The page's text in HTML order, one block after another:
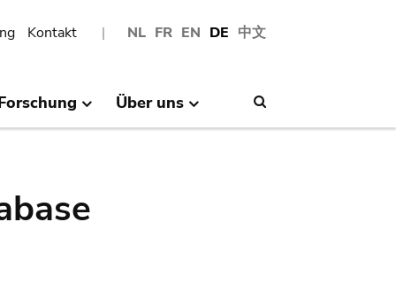
NL FR EN DE 中文
Kontakt
Über uns